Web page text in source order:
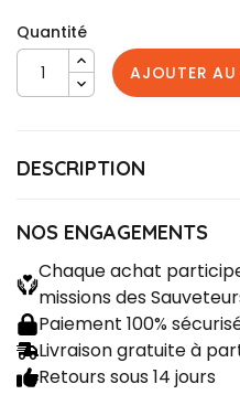
Quantité
AJOUTER AU
DESCRIPTION
Matière : Liège
NOS ENGAGEMENTS
Chaque achat
missions des
Paiement 100%
Livraison gratuite à
Retours sous 14 jours